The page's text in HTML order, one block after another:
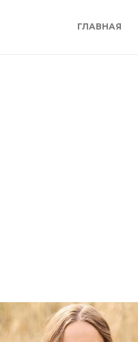
ГЛАВНАЯ